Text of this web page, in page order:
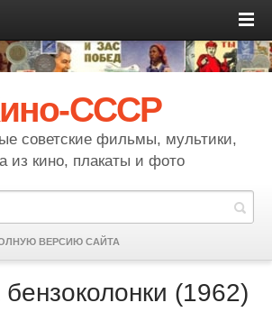
СССР
советские фильмы, мультики,
из кино, плакаты и фото
ВЕРСИЮ САЙТА
(1962)